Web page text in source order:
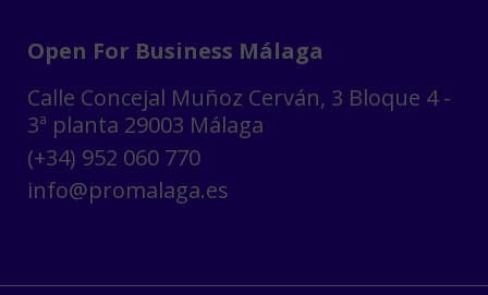
Open For Business Málaga
Calle Concejal Muñoz Cerván, 3 Bloque 4 -
3ª planta 29003 Málaga
(+34) 952 060 770
info@promalaga.es